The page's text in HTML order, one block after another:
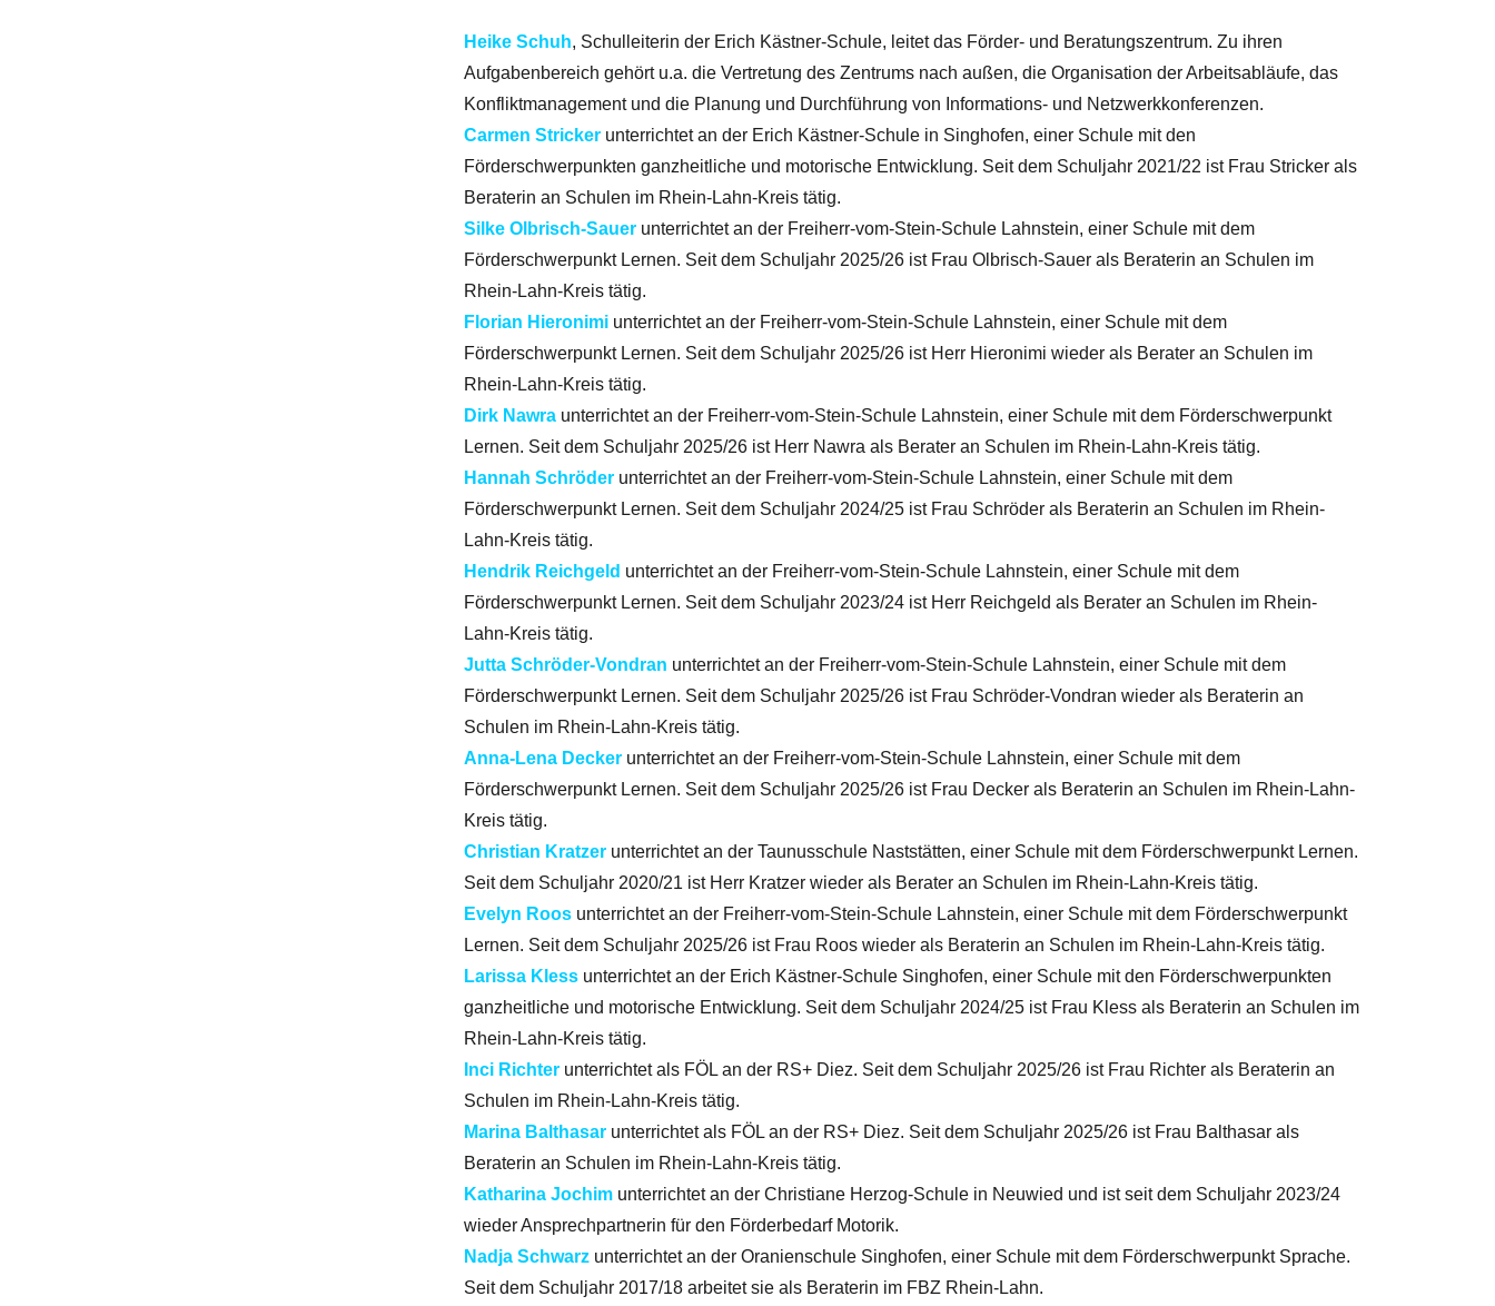
Heike Schuh, Schulleiterin der Erich Kästner-Schule, leitet das Förder- und Beratungszentrum. Zu ihren
Aufgabenbereich gehört u.a. die Vertretung des Zentrums nach außen, die Organisation der Arbeitsabläufe, das
Konfliktmanagement und die Planung und Durchführung von Informations- und Netzwerkkonferenzen.
Carmen Stricker unterrichtet an der Erich Kästner-Schule in Singhofen, einer Schule mit den
Förderschwerpunkten ganzheitliche und motorische Entwicklung. Seit dem Schuljahr 2021/22 ist Frau Stricker als
Beraterin an Schulen im Rhein-Lahn-Kreis tätig.
Silke Olbrisch-Sauer unterrichtet an der Freiherr-vom-Stein-Schule Lahnstein, einer Schule mit dem
Förderschwerpunkt Lernen. Seit dem Schuljahr 2025/26 ist Frau Olbrisch-Sauer als Beraterin an Schulen im
Rhein-Lahn-Kreis tätig.
Florian Hieronimi unterrichtet an der Freiherr-vom-Stein-Schule Lahnstein, einer Schule mit dem
Förderschwerpunkt Lernen. Seit dem Schuljahr 2025/26 ist Herr Hieronimi wieder als Berater an Schulen im
Rhein-Lahn-Kreis tätig.
Dirk Nawra unterrichtet an der Freiherr-vom-Stein-Schule Lahnstein, einer Schule mit dem Förderschwerpunkt
Lernen. Seit dem Schuljahr 2025/26 ist Herr Nawra als Berater an Schulen im Rhein-Lahn-Kreis tätig.
Hannah Schröder unterrichtet an der Freiherr-vom-Stein-Schule Lahnstein, einer Schule mit dem
Förderschwerpunkt Lernen. Seit dem Schuljahr 2024/25 ist Frau Schröder als Beraterin an Schulen im Rhein-
Lahn-Kreis tätig.
Hendrik Reichgeld unterrichtet an der Freiherr-vom-Stein-Schule Lahnstein, einer Schule mit dem
Förderschwerpunkt Lernen. Seit dem Schuljahr 2023/24 ist Herr Reichgeld als Berater an Schulen im Rhein-
Lahn-Kreis tätig.
Jutta Schröder-Vondran unterrichtet an der Freiherr-vom-Stein-Schule Lahnstein, einer Schule mit dem
Förderschwerpunkt Lernen. Seit dem Schuljahr 2025/26 ist Frau Schröder-Vondran wieder als Beraterin an
Schulen im Rhein-Lahn-Kreis tätig.
Anna-Lena Decker unterrichtet an der Freiherr-vom-Stein-Schule Lahnstein, einer Schule mit dem
Förderschwerpunkt Lernen. Seit dem Schuljahr 2025/26 ist Frau Decker als Beraterin an Schulen im Rhein-Lahn-
Kreis tätig.
Christian Kratzer unterrichtet an der Taunusschule Naststätten, einer Schule mit dem Förderschwerpunkt Lernen.
Seit dem Schuljahr 2020/21 ist Herr Kratzer wieder als Berater an Schulen im Rhein-Lahn-Kreis tätig.
Evelyn Roos unterrichtet an der Freiherr-vom-Stein-Schule Lahnstein, einer Schule mit dem Förderschwerpunkt
Lernen. Seit dem Schuljahr 2025/26 ist Frau Roos wieder als Beraterin an Schulen im Rhein-Lahn-Kreis tätig.
Larissa Kless unterrichtet an der Erich Kästner-Schule Singhofen, einer Schule mit den Förderschwerpunkten
ganzheitliche und motorische Entwicklung. Seit dem Schuljahr 2024/25 ist Frau Kless als Beraterin an Schulen im
Rhein-Lahn-Kreis tätig.
Inci Richter unterrichtet als FÖL an der RS+ Diez. Seit dem Schuljahr 2025/26 ist Frau Richter als Beraterin an
Schulen im Rhein-Lahn-Kreis tätig.
Marina Balthasar unterrichtet als FÖL an der RS+ Diez. Seit dem Schuljahr 2025/26 ist Frau Balthasar als
Beraterin an Schulen im Rhein-Lahn-Kreis tätig.
Katharina Jochim unterrichtet an der Christiane Herzog-Schule in Neuwied und ist seit dem Schuljahr 2023/24
wieder Ansprechpartnerin für den Förderbedarf Motorik.
Nadja Schwarz unterrichtet an der Oranienschule Singhofen, einer Schule mit dem Förderschwerpunkt Sprache.
Seit dem Schuljahr 2017/18 arbeitet sie als Beraterin im FBZ Rhein-Lahn.